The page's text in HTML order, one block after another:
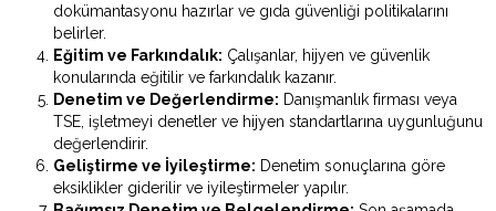
dokümantasyonu hazırlar ve gıda güvenliği politikalarını
belirler.
Eğitim ve Farkındalık: Çalışanlar, hijyen ve güvenlik
konularında eğitilir ve farkındalık kazanır.
Denetim ve Değerlendirme: Danışmanlık firması veya
TSE, işletmeyi denetler ve hijyen standartlarına uygunluğunu
değerlendirir.
Geliştirme ve İyileştirme: Denetim sonuçlarına göre
eksiklikler giderilir ve iyileştirmeler yapılır.